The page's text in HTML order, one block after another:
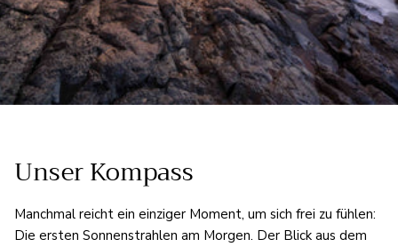
Unser Kompass
Manchmal reicht ein einziger Moment, um sich frei zu fühlen:
Die ersten Sonnenstrahlen am Morgen. Der Blick aus dem